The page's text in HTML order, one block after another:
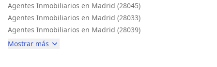
Agentes Inmobiliarios en Madrid (28045)
Agentes Inmobiliarios en Madrid (28033)
Agentes Inmobiliarios en Madrid (28039)
Mostrar más